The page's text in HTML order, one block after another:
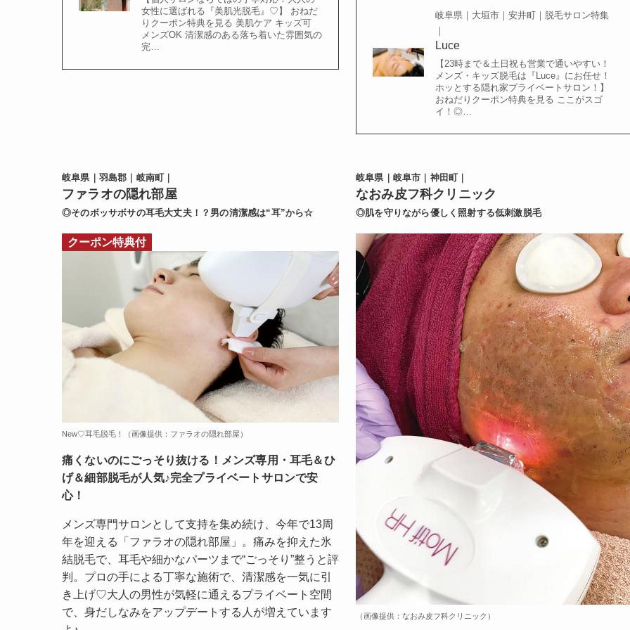
女性に選ばれる『美肌光脱毛』♡】 おねだ
りクーポン特典を見る 美肌ケア キッズ可
メンズOK 清潔感のある落ち着いた雰囲気の
完…
岐阜県｜大垣市｜安井町｜脱毛サロン特集
｜
Luce
【23時まで＆土日祝も営業で通いやすい！
メンズ・キッズ脱毛は『Luce』にお任せ！
ホッとする隠れ家プライベートサロン！】
おねだりクーポン特典を見る ここがスゴ
イ！◎…
岐阜県｜羽島郡｜岐南町｜
ファラオの隠れ部屋
◎そのボッサボサの耳毛大丈夫！？男の清潔感は“耳”から☆
クーポン特典付
New♡耳毛脱毛！（画像提供：ファラオの隠れ部屋）
痛くないのにごっそり抜ける！メンズ専用・耳毛＆ひ
げ＆細部脱毛が人気♪完全プライベートサロンで安
心！
メンズ専門サロンとして支持を集め続け、今年で13周
年を迎える「ファラオの隠れ部屋」。痛みを抑えた氷
結脱毛で、耳毛や細かなパーツまで“ごっそり”整うと評
判。プロの手による丁寧な施術で、清潔感を一気に引
き上げ♡大人の男性が気軽に通えるプライベート空間
で、身だしなみをアップデートする人が増えています
岐阜県｜岐阜市｜神田町｜
なおみ皮フ科クリニック
◎肌を守りながら優しく照射する低刺激脱毛
（画像提供：なおみ皮フ科クリニック）